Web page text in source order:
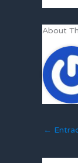
About
←